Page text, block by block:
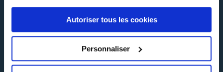
Autoriser tous les cookies
Personnaliser